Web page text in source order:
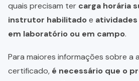
quais precisam ter carga horária
instrutor habilitadoe
em laboratório ou em campo.
Para maiores informações sobre a
certificado, é necessário que o